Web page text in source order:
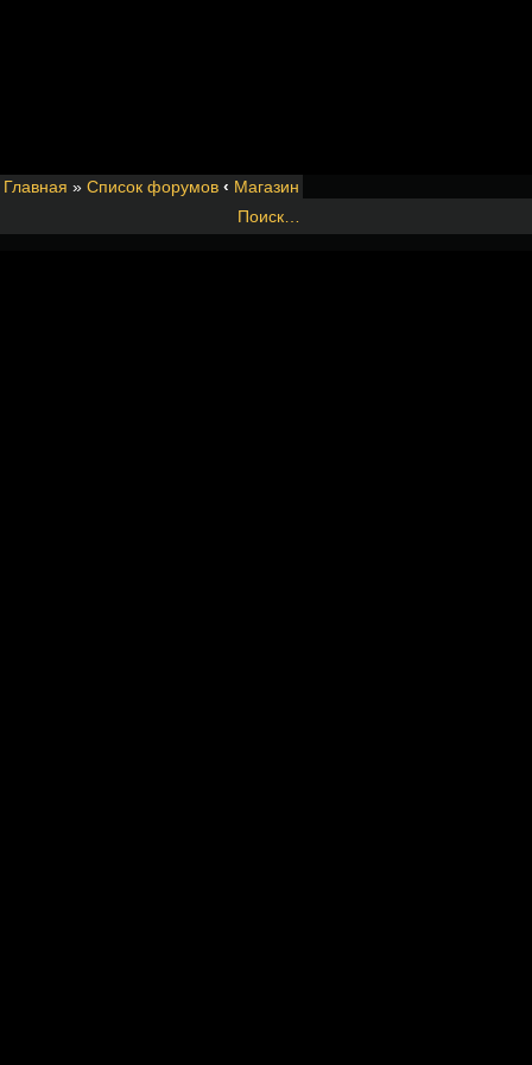
Главная » Список форумов ‹ Магазин
Поиск…